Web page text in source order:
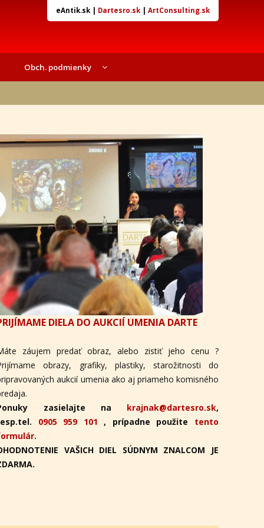
eAntik.sk| Dartesro.sk| ArtConsulting.sk
Obch. podmienky
DIELA DO AUKCIÍ UMENIA DARTE
záujem predať obraz, alebo zistiť jeho cenu ?
obrazy, grafiky, plastiky, starožitnosti do
aukcií umenia ako aj priameho komisného
zasielajte na krajnak@dartesro.sk,
0905 959 101 , prípadne použite tento
.
VAŠICH DIEL SÚDNYM ZNALCOM JE